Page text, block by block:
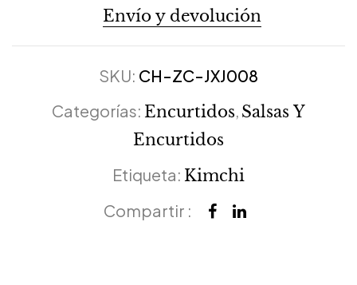
Envío y devolución
SKU: CH-ZC-JXJ008
Categorías: Encurtidos Salsas Y
Encurtidos
Etiqueta: Kimchi
Compartir :